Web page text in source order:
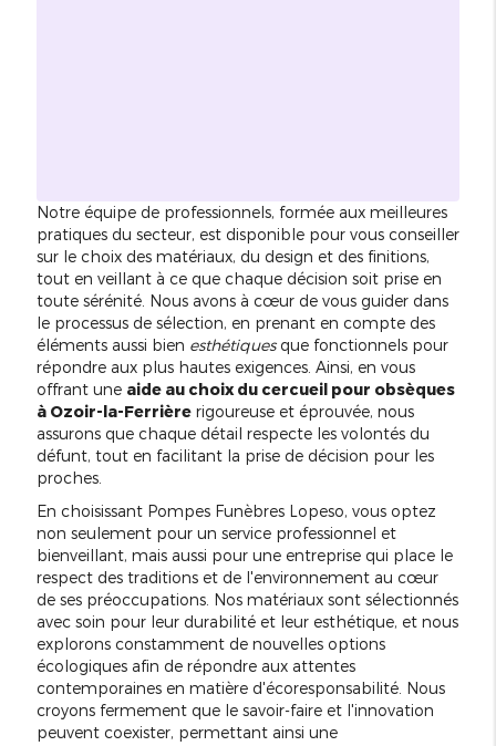
Notre équipe de professionnels, formée aux meilleures
pratiques du secteur, est disponible pour vous conseiller
sur le choix des matériaux, du design et des finitions,
tout en veillant à ce que chaque décision soit prise en
toute sérénité. Nous avons à cœur de vous guider dans
le processus de sélection, en prenant en compte des
éléments aussi bien esthétiquesque fonctionnels pour
répondre aux plus hautes exigences. Ainsi, en vous
offrant une aide au choix du cercueil pour obsèques
à Ozoir-la-Ferrièrerigoureuse et éprouvée, nous
assurons que chaque détail respecte les volontés du
défunt, tout en facilitant la prise de décision pour les
proches.
En choisissant Pompes Funèbres Lopeso, vous optez
non seulement pour un service professionnel et
bienveillant, mais aussi pour une entreprise qui place le
respect des traditions et de l'environnement au cœur
de ses préoccupations. Nos matériaux sont sélectionnés
avec soin pour leur durabilité et leur esthétique, et nous
explorons constamment de nouvelles options
écologiques afin de répondre aux attentes
contemporaines en matière d'écoresponsabilité. Nous
croyons fermement que le savoir-faire et l'innovation
peuvent coexister, permettant ainsi une